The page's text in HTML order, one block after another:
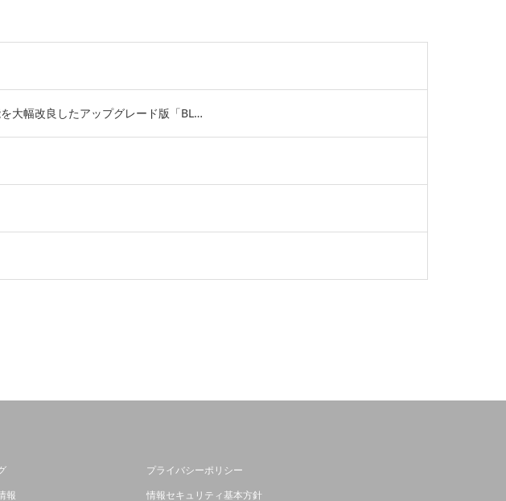
大幅改良したアップグレード版「BL…
報
プライバシーポリシー
情報セキュリティ基本方針